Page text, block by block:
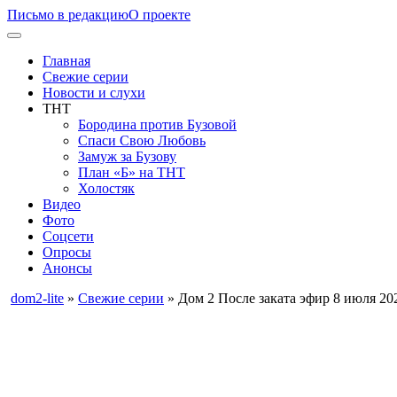
Письмо в редакциюО проекте
Главная
Свежие серии
Новости и слухи
ТНТ
Бородина против Бузовой
Спаси Свою Любовь
Замуж за Бузову
План «Б» на ТНТ
Холостяк
Видео
Фото
Соцсети
Опросы
Анонсы
dom2-lite » Свежие серии » Дом 2 После заката эфир 8 июля